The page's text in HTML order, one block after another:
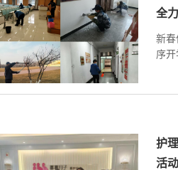
全
新春
序
护
活动